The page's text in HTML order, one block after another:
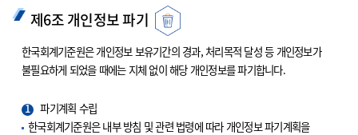
제6조 개인정보 파기
한국회계기준원은 개인정보 보유기간의 경과, 처리목적 달성 등 개인정보가
불필요하게 되었을 때에는 지체 없이 해당 개인정보를 파기합니다.
1
파기계획 수립
한국회계기준원은 내부 방침 및 관련 법령에 따라 개인정보 파기계획을